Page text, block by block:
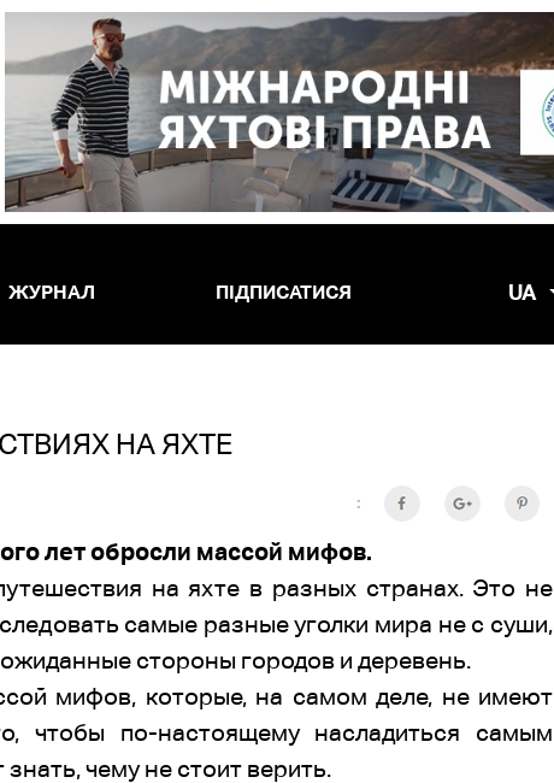
ЖУРНАЛ ПІДПИСАТИСЯ UA
НА ЯХТЕ
:
лет обросли массой мифов.
на яхте в разных странах. Это не
самые разные уголки мира не с суши,
стороны городов и деревень.
мифов, которые, на самом деле, не имеют
чтобы по-настоящему насладиться самым
чему не стоит верить.